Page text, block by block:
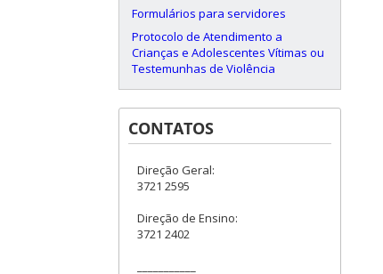
Formulários para servidores
Protocolo de Atendimento a
Crianças e Adolescentes Vítimas ou
Testemunhas de Violência
CONTATOS
Direção Geral:
3721 2595
Direção de Ensino:
3721 2402